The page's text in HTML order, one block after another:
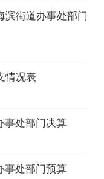
滨街道办事处部门
情况表
事处部门决算
事处部门预算